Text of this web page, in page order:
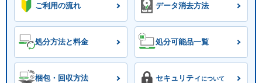
ご利用の流れ データ消去方法
処分方法と料金 処分可能品一覧
梱包・回収方法 セキュリティ について